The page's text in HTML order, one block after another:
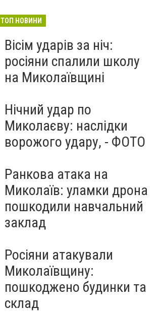
ТОП НОВИНИ
Вісім ударів за ніч:
росіяни спалили школу
на Миколаївщині
Нічний удар по
Миколаєву: наслідки
ворожого удару, - ФОТО
Ранкова атака на
Миколаїв: уламки дрона
пошкодили навчальний
заклад
Росіяни атакували
Миколаївщину:
пошкоджено будинки та
склад